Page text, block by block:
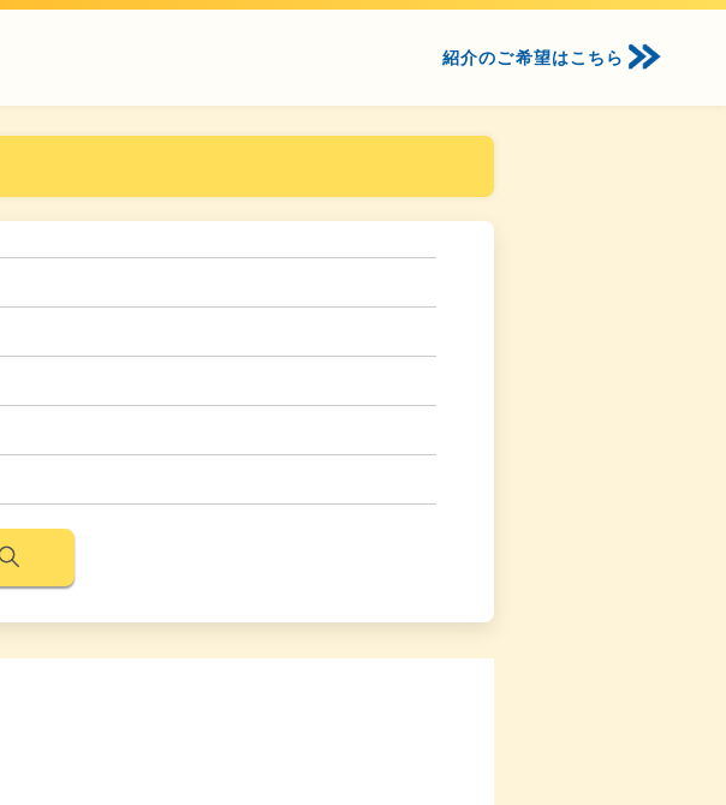
紹介のご希望はこちら